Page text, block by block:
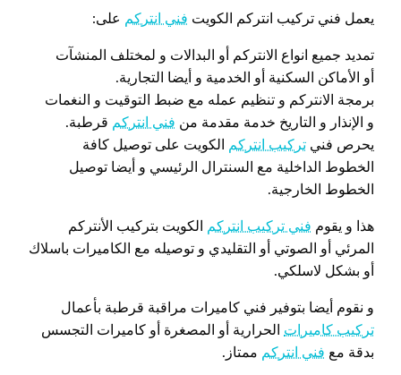
يعمل فني تركيب انتركم الكويت فني انتركم على:
تمديد جميع انواع الانتركم أو البدالات و لمختلف المنشآت
أو الأماكن السكنية أو الخدمية و أيضا التجارية.
برمجة الانتركم و تنظيم عمله مع ضبط التوقيت و النغمات
و الإنذار و التاريخ خدمة مقدمة من فني انتركم قرطبة.
يحرص فني تركيب انتركم
الكويت على توصيل كافة
الخطوط الداخلية مع السنترال الرئيسي و أيضا توصيل
الخطوط الخارجية.
هذا و يقوم فني تركيب انتركم
الكويت بتركيب الأنتركم
المرئي أو الصوتي أو التقليدي و توصيله مع الكاميرات باسلاك
أو بشكل لاسلكي.
و نقوم أيضا بتوفير فني كاميرات مراقبة قرطبة بأعمال
تركيب كاميرات الحرارية أو المصغرة أو كاميرات التجسس
بدقة مع فني انتركم ممتاز.